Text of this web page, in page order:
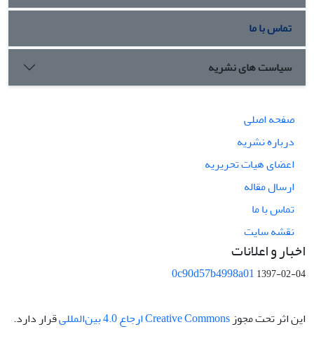
تماس با ما
سیاست های نشریه
صفحه اصلی
درباره نشریه
اعضای هیات تحریریه
ارسال مقاله
تماس با ما
نقشه سایت
اخبار و اعلانات
0c90d57b4998a011397-02-04
این اثر تحت مجوزCreative Commons ارجاع 4.0 بین‌المللی قرار دارد.